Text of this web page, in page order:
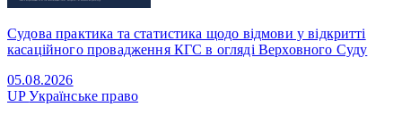
Судова практика та статистика щодо відмови у відкритті
касаційного провадження КГС в огляді Верховного Суду
05.08.2026
UPУкраїнське право